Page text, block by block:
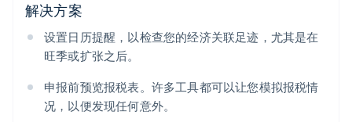
解决方案
设置日历提醒，以检查您的经济关联足迹，尤其是在
旺季或扩张之后。
申报前预览报税表。许多工具都可以让您模拟报税情
况，以便发现任何意外。